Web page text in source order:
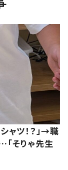
ャツ！？」→職
そりゃ先生